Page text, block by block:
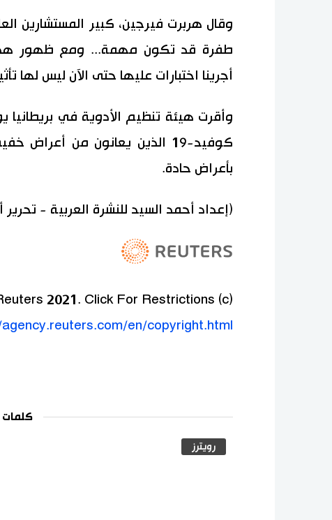
وقال هربرت فيرجين، كبير المستشارين
طفرة قد تكون مهمة... ومع ظهور هذا
أجرينا اختبارات عليها حتى الآن ليس لها
وأقرت هيئة تنظيم الأدوية في
كوفيد-19 الذين يعانون من
بأعراض حادة.
(إعداد أحمد السيد للنشرة العربية -
(c) Copyright Thomson Reuters 2021. Click For Restrictions -
en/copyright.html
كلمات
رويترز